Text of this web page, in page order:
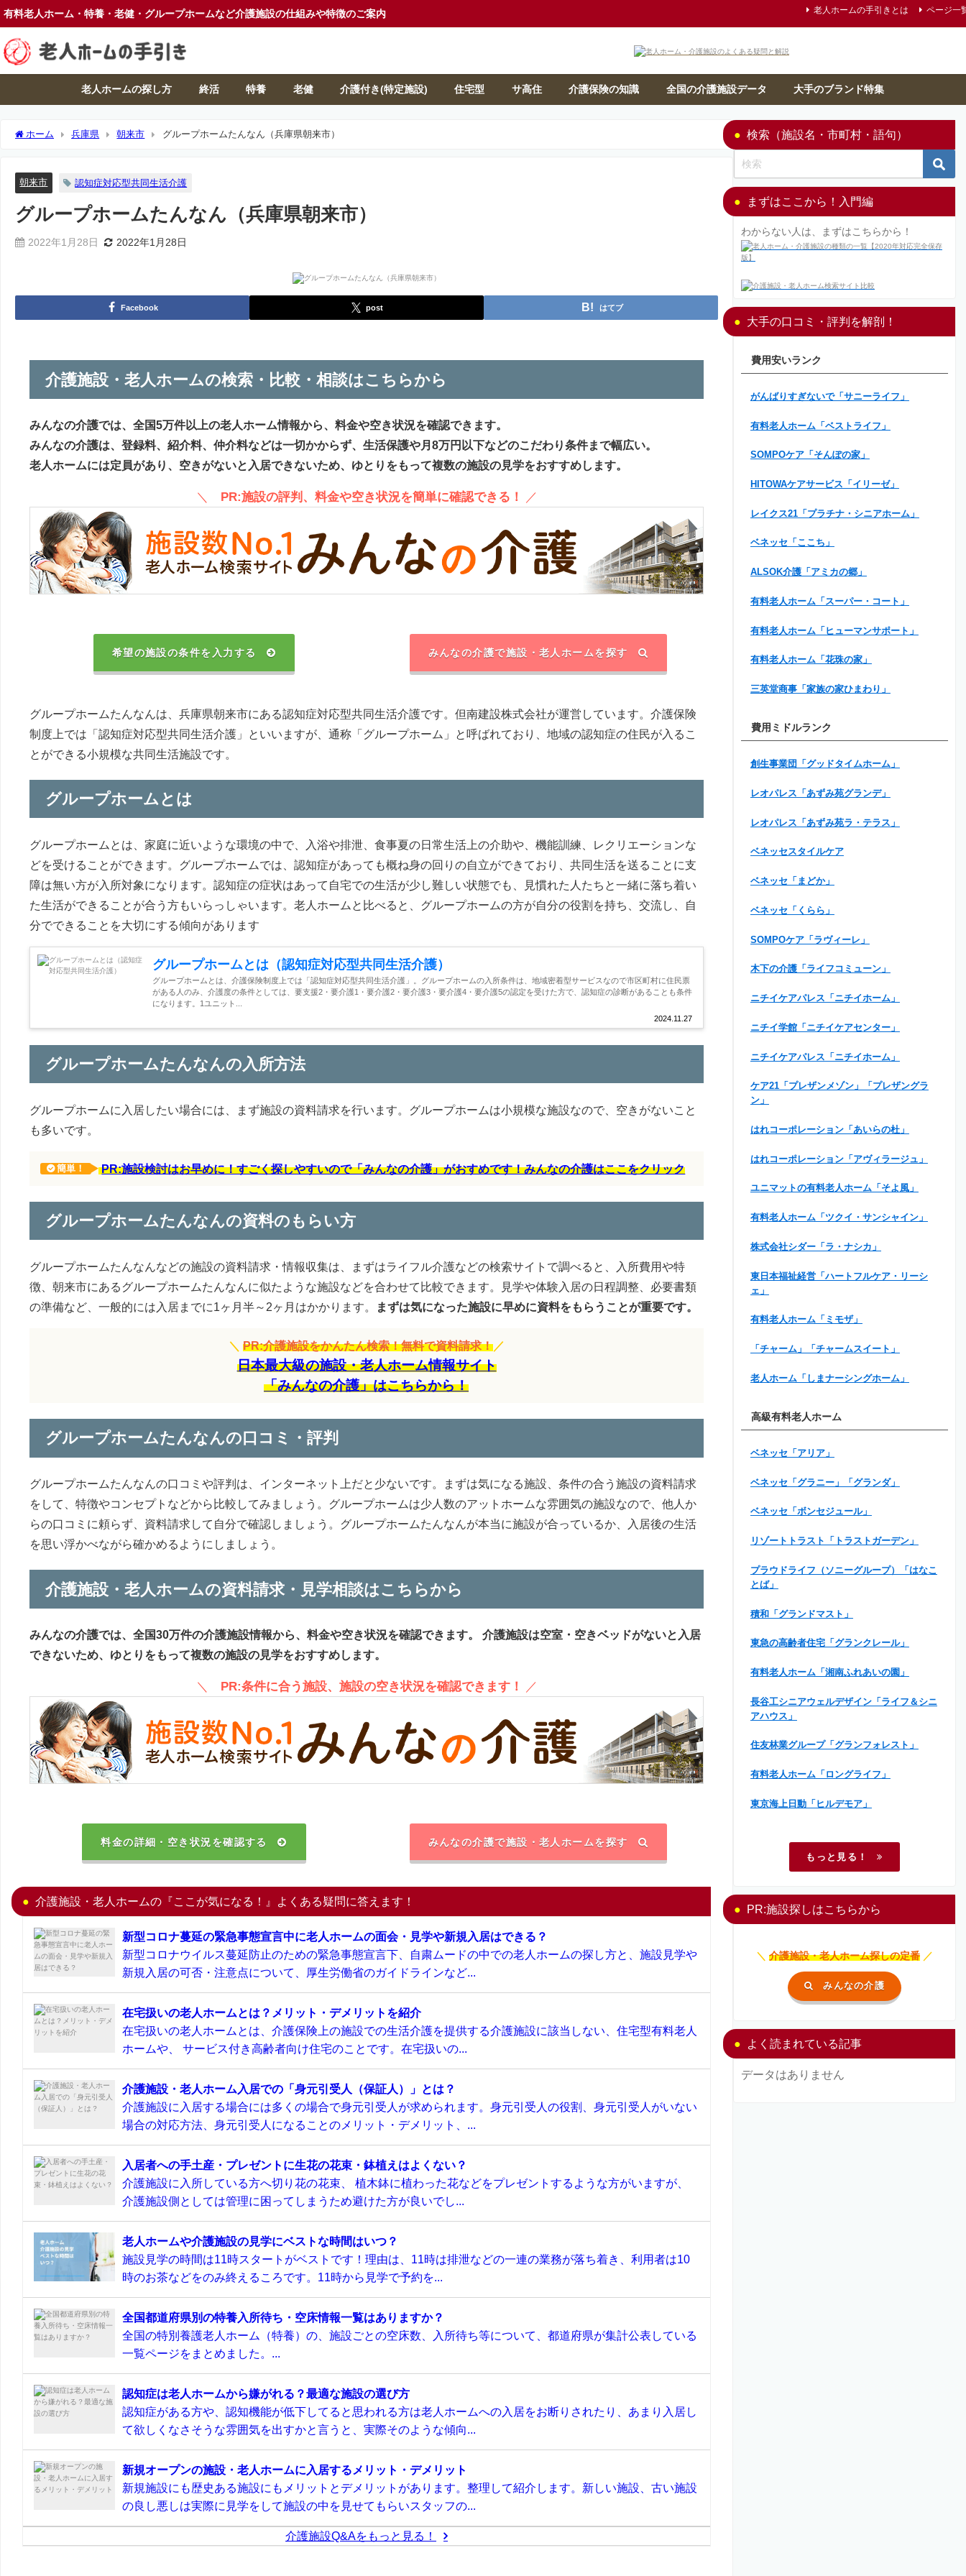
有料老人ホーム・特養・老健・グループホームなど介護施設の仕組みや特徴のご案内 老人ホームの手引きとは ページ一
老人ホームの探し方 終活 特養 老健 介護付き(特定施設) 住宅型 サ高住 介護保険の知識 全国の介護施設データ 大手のブランド特集
ホーム 兵庫県 朝来市 グループホームたんなん（兵庫県朝来市）
朝来市 認知症対応型共同生活介護
グループホームたんなん（兵庫県朝来市）
2022年1月28日 2022年1月28日
Facebook post はてブ
介護施設・老人ホームの検索・比較・相談はこちらから
みんなの介護では、全国5万件以上の老人ホーム情報から、料金や空き状況を確認できます。
みんなの介護は、登録料、紹介料、仲介料などは一切かからず、生活保護や月8万円以下などのこだわり条件まで幅広い。
老人ホームには定員があり、空きがないと入居できないため、ゆとりをもって複数の施設の見学をおすすめします。
＼ PR:施設の評判、料金や空き状況を簡単に確認できる！ ／
希望の施設の条件を入力する みんなの介護で施設・老人ホームを探す
グループホームたんなんは、兵庫県朝来市にある認知症対応型共同生活介護です。但南建設株式会社が運営しています。介護保険
制度上では「認知症対応型共同生活介護」といいますが、通称「グループホーム」と呼ばれており、地域の認知症の住民が入るこ
とができる小規模な共同生活施設です。
グループホームとは
グループホームとは、家庭に近いような環境の中で、入浴や排泄、食事夏の日常生活上の介助や、機能訓練、レクリエーションな
どを受けることができます。グループホームでは、認知症があっても概ね身の回りの自立ができており、共同生活を送ることに支
障は無い方が入所対象になります。認知症の症状はあって自宅での生活が少し難しい状態でも、見慣れた人たちと一緒に落ち着い
た生活ができることが合う方もいらっしゃいます。老人ホームと比べると、グループホームの方が自分の役割を持ち、交流し、自
分でできることを大切にする傾向があります
グループホームとは（認知症対応型共同生活介護）
2024.11.27
グループホームとは、介護保険制度上では「認知症対応型共同生活介護」。グループホームの入所条件は、地域密着型サービスなので市区町村に住民票
がある人のみ、介護度の条件としては、要支援2・要介護1・要介護2・要介護3・要介護4・要介護5の認定を受けた方で、認知症の診断があることも条件
になります。1ユニット...
グループホームたんなんの入所方法
グループホームに入居したい場合には、まず施設の資料請求を行います。グループホームは小規模な施設なので、空きがないこと
も多いです。
簡単！ PR:施設検討はお早めに！すごく探しやすいので「みんなの介護」がおすめです！みんなの介護はここをクリック
グループホームたんなんの資料のもらい方
グループホームたんなんなどの施設の資料請求・情報収集は、まずはライフル介護などの検索サイトで調べると、入所費用や特
徴、朝来市にあるグループホームたんなんに似たような施設などを合わせて比較できます。見学や体験入居の日程調整、必要書類
の準備など、一般的には入居までに1ヶ月半～2ヶ月はかかります。
まずは気になった施設に早めに資料をもらうことが重要です。
＼ PR:介護施設をかんたん検索！無料で資料請求！ ／
日本最大級の施設・老人ホーム情報サイト
「みんなの介護」はこちらから！
グループホームたんなんの口コミ・評判
グループホームたんなんの口コミや評判は、インターネット上だと少ないです。まずは気になる施設、条件の合う施設の資料請求
をして、特徴やコンセプトなどから比較してみましょう。グループホームは少人数のアットホームな雰囲気の施設なので、他人か
らの口コミに頼らず、資料請求して自分で確認しましょう。グループホームたんなんが本当に施設が合っているか、入居後の生活
を思い浮かべながら確かめるようにしましょう。
介護施設・老人ホームの資料請求・見学相談はこちらから
みんなの介護では、全国30万件の介護施設情報から、料金や空き状況を確認できます。
介護施設は空室・空きベッドがないと入居
できないため、ゆとりをもって複数の施設の見学をおすすめします。
＼ PR:条件に合う施設、施設の空き状況を確認できます！ ／
料金の詳細・空き状況を確認する みんなの介護で施設・老人ホームを探す
介護施設・老人ホームの『ここが気になる！』よくある疑問に答えます！
新型コロナ蔓延の緊急事態宣言中に老人ホームの面会・見学や新規入居はできる？
新型コロナウイルス蔓延防止のための緊急事態宣言下、自粛ムードの中での老人ホームの探し方と、施設見学や
新規入居の可否・注意点について、厚生労働省のガイドラインなど...
在宅扱いの老人ホームとは？メリット・デメリットを紹介
在宅扱いの老人ホームとは、介護保険上の施設での生活介護を提供する介護施設に該当しない、住宅型有料老人
ホームや、 サービス付き高齢者向け住宅のことです。在宅扱いの...
介護施設・老人ホーム入居での「身元引受人（保証人）」とは？
介護施設に入居する場合には多くの場合で身元引受人が求められます。身元引受人の役割、身元引受人がいない
場合の対応方法、身元引受人になることのメリット・デメリット、...
入居者への手土産・プレゼントに生花の花束・鉢植えはよくない？
介護施設に入所している方へ切り花の花束、 植木鉢に植わった花などをプレゼントするような方がいますが、
介護施設側としては管理に困ってしまうため避けた方が良いでし...
老人ホームや介護施設の見学にベストな時間はいつ？
施設見学の時間は11時スタートがベストです！理由は、11時は排泄などの一連の業務が落ち着き、利用者は10
時のお茶などをのみ終えるころです。11時から見学で予約を...
全国都道府県別の特養入所待ち・空床情報一覧はありますか？
全国の特別養護老人ホーム（特養）の、施設ごとの空床数、入所待ち等について、都道府県が集計公表している
一覧ページをまとめました。...
認知症は老人ホームから嫌がれる？最適な施設の選び方
認知症がある方や、認知機能が低下してると思われる方は老人ホームへの入居をお断りされたり、あまり入居し
て欲しくなさそうな雰囲気を出すかと言うと、実際そのような傾向...
新規オープンの施設・老人ホームに入居するメリット・デメリット
新規施設にも歴史ある施設にもメリットとデメリットがあります。整理して紹介します。新しい施設、古い施設
の良し悪しは実際に見学をして施設の中を見せてもらいスタッフの...
介護施設Q&Aをもっと見る！
検索（施設名・市町村・語句）
まずはここから！入門編
わからない人は、まずはこちらから！
大手の口コミ・評判を解剖！
費用安いランク
がんばりすぎないで「サニーライフ」
有料老人ホーム「ベストライフ」
SOMPOケア「そんぽの家」
HITOWAケアサービス「イリーゼ」
レイクス21「プラチナ・シニアホーム」
ベネッセ「ここち」
ALSOK介護「アミカの郷」
有料老人ホーム「スーパー・コート」
有料老人ホーム「ヒューマンサポート」
有料老人ホーム「花珠の家」
三英堂商事「家族の家ひまわり」
費用ミドルランク
創生事業団「グッドタイムホーム」
レオパレス「あずみ苑グランデ」
レオパレス「あずみ苑ラ・テラス」
ベネッセスタイルケア
ベネッセ「まどか」
ベネッセ「くらら」
SOMPOケア「ラヴィーレ」
木下の介護「ライフコミューン」
ニチイケアパレス「ニチイホーム」
ニチイ学館「ニチイケアセンター」
ニチイケアパレス「ニチイホーム」
ケア21「プレザンメゾン」「プレザングラ
ン」
はれコーポレーション「あいらの杜」
はれコーポレーション「アヴィラージュ」
ユニマットの有料老人ホーム「そよ風」
有料老人ホーム「ツクイ・サンシャイン」
株式会社シダー「ラ・ナシカ」
東日本福祉経営「ハートフルケア・リーシ
ェ」
有料老人ホーム「ミモザ」
「チャーム」「チャームスイート」
老人ホーム「しまナーシングホーム」
高級有料老人ホーム
ベネッセ「アリア」
ベネッセ「グラニー」「グランダ」
ベネッセ「ボンセジュール」
リゾートトラスト「トラストガーデン」
プラウドライフ（ソニーグループ）「はなこ
とば」
積和「グランドマスト」
東急の高齢者住宅「グランクレール」
有料老人ホーム「湘南ふれあいの園」
長谷工シニアウェルデザイン「ライフ＆シニ
アハウス」
住友林業グループ「グランフォレスト」
有料老人ホーム「ロングライフ」
東京海上日動「ヒルデモア」
もっと見る！
PR:施設探しはこちらから
＼ 介護施設・老人ホーム探しの定番 ／
みんなの介護
よく読まれている記事
データはありません